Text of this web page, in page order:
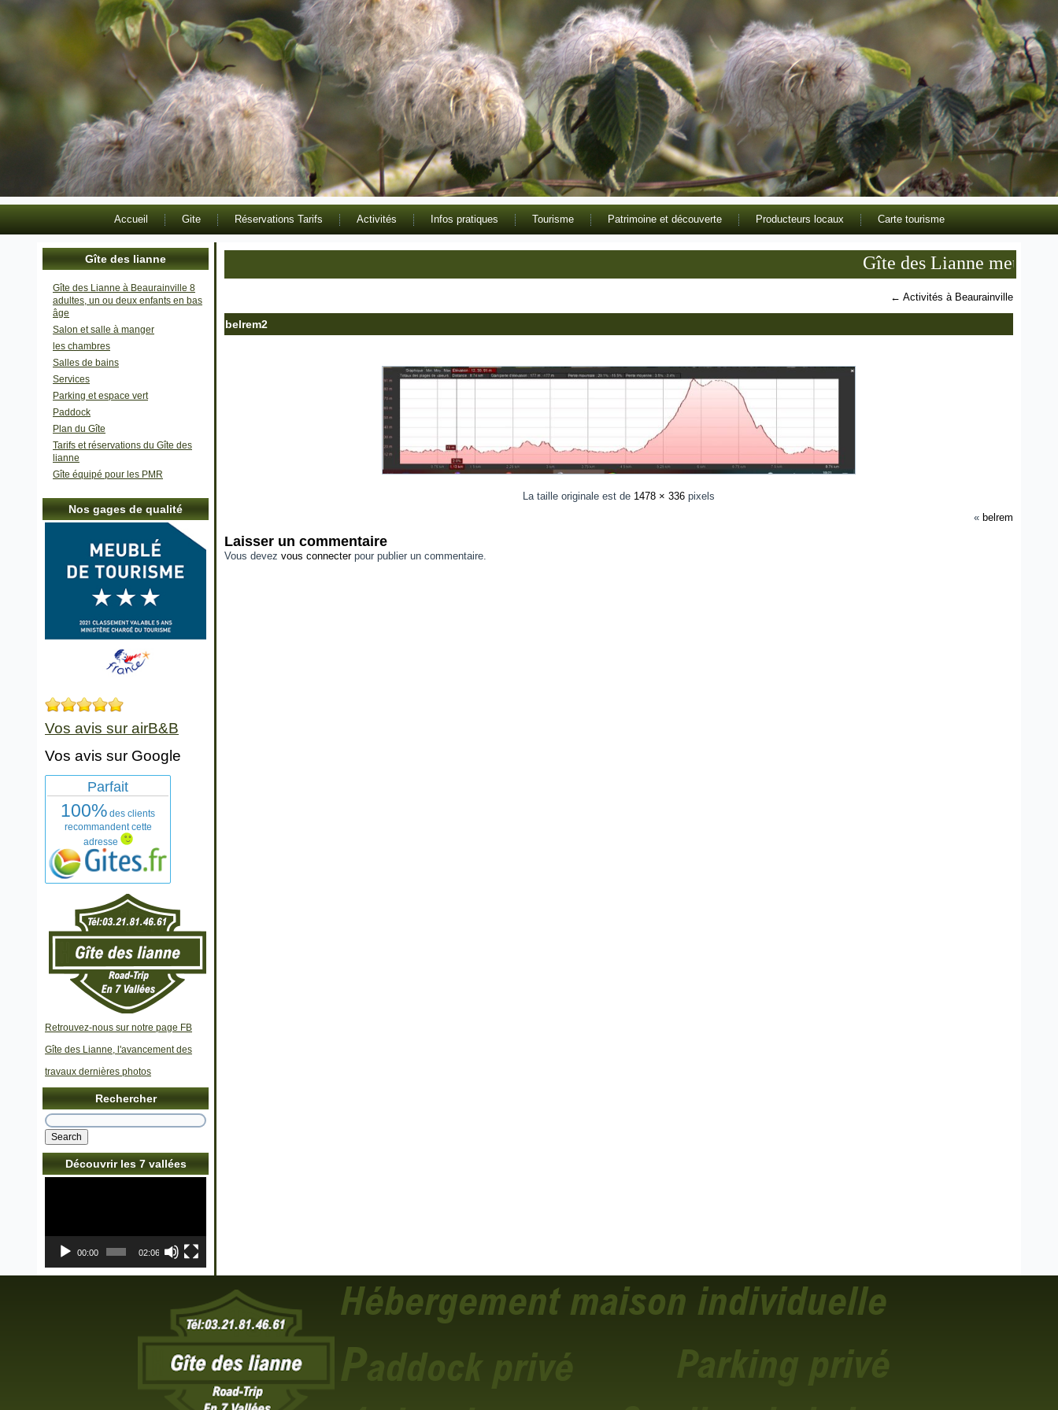
Accueil Gite Réservations Tarifs Activités Infos pratiques Tourisme Patrimoine et découverte Producteurs locaux Carte tourisme
Gîte des lianne
Gîte des Lianne à Beaurainville 8
adultes, un ou deux enfants en bas
âge
Salon et salle à manger
les chambres
Salles de bains
Services
Parking et espace vert
Paddock
Plan du Gîte
Tarifs et réservations du Gîte des
lianne
Gîte équipé pour les PMR
Nos gages de qualité
Vos avis sur airB&B
Vos avis sur Google
Parfait
100% des clients
recommandent cette
adresse
Retrouvez-nous sur notre page FB
Gîte des Lianne, l'avancement des
travaux dernières photos
Rechercher
Découvrir les 7 vallées
00:00 02:06
Gîte des Lianne meublé de
← Activités à Beaurainville
belrem2
La taille originale est de 1478 × 336 pixels
« belrem
Laisser un commentaire
Vous devez vous connecterpour publier un commentaire.